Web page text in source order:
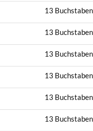
13 Buchstaben
13 Buchstaben
13 Buchstaben
13 Buchstaben
13 Buchstaben
13 Buchstaben